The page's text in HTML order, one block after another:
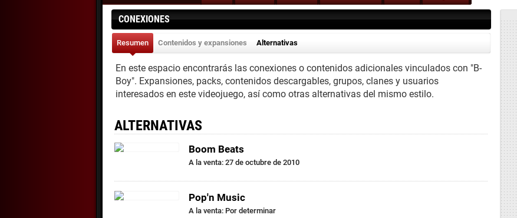
CONEXIONES
Resumen Contenidos y expansiones Alternativas
En este espacio encontrarás las conexiones o contenidos adicionales vinculados con "B-
Boy". Expansiones, packs, contenidos descargables, grupos, clanes y usuarios
interesados en este videojuego, así como otras alternativas del mismo estilo.
ALTERNATIVAS
Boom Beats
A la venta: 27 de octubre de 2010
Pop'n Music
A la venta: Por determinar